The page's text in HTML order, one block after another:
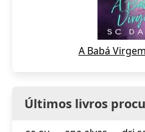
A Babá
Últimos livros